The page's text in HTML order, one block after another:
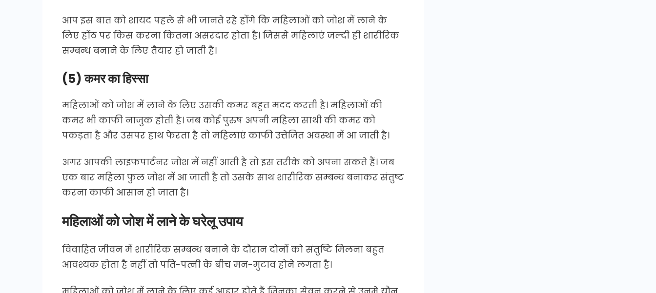
आप इस बात को शायद पहले से भी जानते रहे होंगे कि महिलाओं को जोश में लाने के
लिए होंठ पर किस करना कितना असरदार होता है। जिससे महिलाएं जल्दी ही शारीरिक
सम्बन्ध बनाने के लिए तैयार हो जाती हैं।
(5) कमर का हिस्सा
महिलाओं को जोश में लाने के लिए उसकी कमर बहुत मदद करती है। महिलाओं की
कमर भी काफी नाजुक होती है। जब कोई पुरुष अपनी महिला साथी की कमर को
पकड़ता है और उसपर हाथ फेरता है तो महिलाएं काफी उत्तेजित अवस्था में आ जाती है।
अगर आपकी लाइफपार्टनर जोश में नहीं आती है तो इस तरीके को अपना सकते हैं। जब
एक बार महिला फुल जोश में आ जाती है तो उसके साथ शारीरिक सम्बन्ध बनाकर संतुष्ट
करना काफी आसान हो जाता है।
महिलाओं को जोश में लाने के घरेलू उपाय
विवाहित जीवन में शारीरिक सम्बन्ध बनाने के दौरान दोनों को संतुष्टि मिलना बहुत
आवश्यक होता है नहीं तो पति-पत्नी के बीच मन-मुटाव होने लगता है।